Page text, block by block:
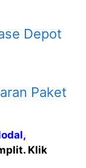
Depot
Paket
Klik